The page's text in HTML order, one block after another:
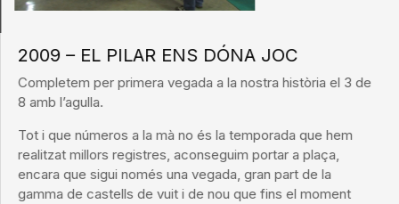
2009 – EL PILAR ENS DÓNA JOC
Completem per primera vegada a la nostra història el 3 de
8 amb l’agulla.
Tot i que números a la mà no és la temporada que hem
realitzat millors registres, aconseguim portar a plaça,
encara que sigui només una vegada, gran part de la
gamma de castells de vuit i de nou que fins el moment